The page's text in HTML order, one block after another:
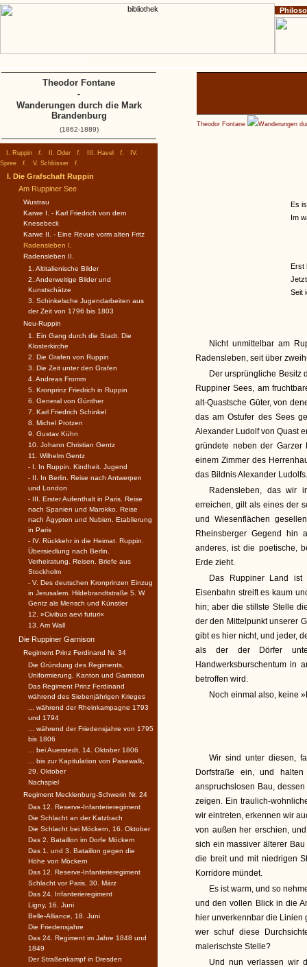
Theodor Fontane Wanderungen
Es
Im
Erst
Seit
Nicht unmittelbar am
Radensleben, seit über
Der ursprüngliche Besitz
Ruppiner Sees, am
alt-Quastsche Güter, von
das am Ostufer des Sees
Alexander Ludolf von Quast
gründete neben der
einem Zimmer des
das Bildnis Alexander Ludolfs.
Radensleben, das wir
erreichen, gilt als eines der
und Wiesenflächen
Rheinsberger Gegend hin
anderes, ist die poetische,
Erde zieht.
Das Ruppiner Land
Eisenbahn streift es kaum
hin; aber die stillste Stelle
der den Mittelpunkt unserer
gibt es hier nicht, und jeder,
als der der Dörfer
Handwerksburschentum in
betroffen wird.
Noch einmal also, keine
Wir sind unter diesen,
Dorfstraße ein, und
anspruchslosen Bau,
zeigen. Ein traulich-
wir eintreten, erkennen wir
von außen her erschien,
sich ein massiver älterer
die breit und mit niedrigen
Korridore mündet.
Es ist warm, und so
und den vollen Blick in die
hier unverkennbar die Linien
wer schuf diese
malerischste Stelle?
Und nun verlassen wir
I. Ruppin f. II. Oder f. III. Havel f.
IV.
Spree
f. V. Schlösser f.
I. Die Grafschaft Ruppin
Am Ruppiner See
Wustrau
Karwe I. - Karl Friedrich von dem
Knesebeck
Karwe II. - Eine Revue vorm alten Fritz
Radensleben I.
Radensleben II.
1. Altitalienische Bilder
2. Anderweitige Bilder und
Kunstschätze
3. Schinkelsche Jugendarbeiten aus
der Zeit von 1796 bis 1803
Neu-Ruppin
1. Ein Gang durch die Stadt. Die
Klosterkirche
2. Die Grafen von Ruppin
3. Die Zeit unter den Grafen
4. Andreas Fromm
5. Kronprinz Friedrich in Ruppin
6. General von Günther
7. Karl Friedrich Schinkel
8. Michel Protzen
9. Gustav Kühn
10. Johann Christian Gentz
11. Wilhelm Gentz
- I. In Ruppin. Kindheit. Jugend
- II. In Berlin. Reise nach Antwerpen
und London
- III. Erster Aufenthalt in Paris. Reise
nach Spanien und Marokko. Reise
nach Ägypten und Nubien. Etablierung
in Paris
- IV. Rückkehr in die Heimat. Ruppin.
Übersiedlung nach Berlin.
Verheiratung. Reisen. Briefe aus
Stockholm
- V. Des deutschen Kronprinzen Einzug
in Jerusalem. Hildebrandtstraße 5. W.
Gentz als Mensch und Künstler
12. »Civibus aevi futuri«
13. Am Wall
Die Ruppiner Garnison
Regiment Prinz Ferdinand Nr. 34
Die Gründung des Regiments,
Uniformierung, Kanton und Garnison
Das Regiment Prinz Ferdinand
während des Siebenjährigen Krieges
... während der Rheinkampagne 1793
und 1794
... während der Friedensjahre von 1795
bis 1806
... bei Auerstedt, 14. Oktober 1806
... bis zur Kapitulation von Pasewalk,
29. Oktober
Nachspiel
Regiment Mecklenburg-Schwerin Nr. 24
Das 12. Reserve-Infanterieregiment
Die Schlacht an der Katzbach
Die Schlacht bei Möckern, 16. Oktober
Das 2. Bataillon im Dorfe Möckern
Das 1. und 3. Bataillon gegen die
Höhe von Möckern
Das 12. Reserve-Infanterieregiment
Schlacht vor Paris, 30. März
Das 24. Infanterieregiment
Ligny, 16. Juni
Belle-Alliance, 18. Juni
Die Friedensjahre
Das 24. Regiment im Jahre 1848 und
1849
Der Straßenkampf in Dresden
Theodor Fontane
-
Wanderungen durch die Mark
Brandenburg
(1862-1889)